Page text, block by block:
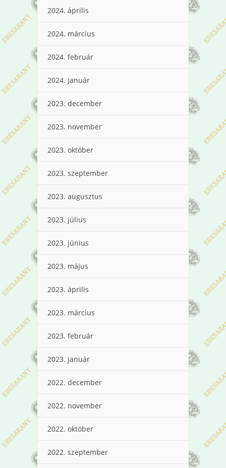
2024. április
2024. március
2024. február
2024. január
2023. december
2023. november
2023. október
2023. szeptember
2023. augusztus
2023. július
2023. június
2023. május
2023. április
2023. március
2023. február
2023. január
2022. december
2022. november
2022. október
2022. szeptember